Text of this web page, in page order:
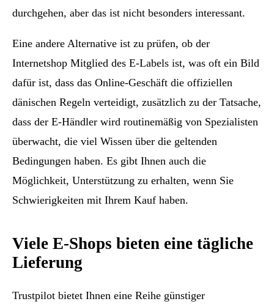
durchgehen, aber das ist nicht besonders interessant.
Eine andere Alternative ist zu prüfen, ob der
Internetshop Mitglied des E-Labels ist, was oft ein Bild
dafür ist, dass das Online-Geschäft die offiziellen
dänischen Regeln verteidigt, zusätzlich zu der Tatsache,
dass der E-Händler wird routinemäßig von Spezialisten
überwacht, die viel Wissen über die geltenden
Bedingungen haben. Es gibt Ihnen auch die
Möglichkeit, Unterstützung zu erhalten, wenn Sie
Schwierigkeiten mit Ihrem Kauf haben.
Viele E-Shops bieten eine tägliche
Lieferung
Trustpilot bietet Ihnen eine Reihe günstiger